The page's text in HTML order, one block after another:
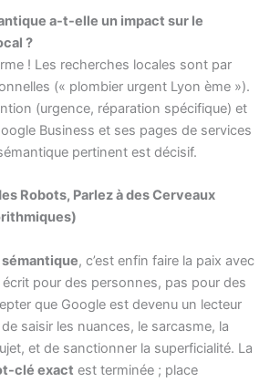
a-t-elle un impact sur le
?
! Les recherches locales sont par
(« plombier urgent Lyon ème »).
(urgence, réparation spécifique) et
Business et ses pages de services
pertinent est décisif.
Robots, Parlez à des Cerveaux
sémantique, c’est enfin faire la paix avec
pour des personnes, pas pour des
que Google est devenu un lecteur
saisir les nuances, le sarcasme, la
et de sanctionner la superficialité. La
clé exact est terminée ; place